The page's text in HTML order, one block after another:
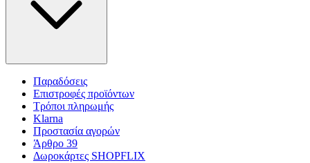
Παραδόσεις
Επιστροφές προϊόντων
Τρόποι πληρωμής
Klarna
Προστασία αγορών
Άρθρο 39
Δωροκάρτες SHOPFLIX